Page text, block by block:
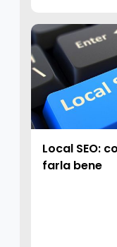
Local SEO:
farla bene